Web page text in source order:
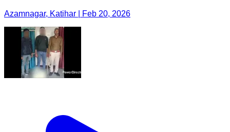
Azamnagar, Katihar | Feb 20, 2026